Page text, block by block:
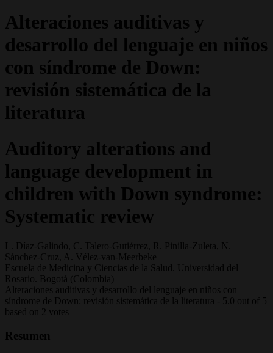
Alteraciones auditivas y
desarrollo del lenguaje en niños
con síndrome de Down:
revisión sistemática de la
literatura
Auditory alterations and
language development in
children with Down syndrome:
Systematic review
L. Díaz-Galindo, C. Talero-Gutiérrez, R. Pinilla-Zuleta, N.
Sánchez-Cruz, A. Vélez-van-Meerbeke
Escuela de Medicina y Ciencias de la Salud. Universidad del
Rosario. Bogotá (Colombia)
Alteraciones auditivas y desarrollo del lenguaje en niños con
síndrome de Down: revisión sistemática de la literatura - 5.0 out of 5
based on
2 votes
Resumen